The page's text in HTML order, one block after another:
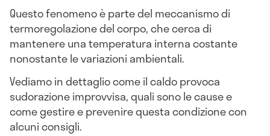
Questo fenomeno è parte del meccanismo di
termoregolazione del corpo, che cerca di
mantenere una temperatura interna costante
nonostante le variazioni ambientali.
Vediamo in dettaglio come il caldo provoca
sudorazione improvvisa, quali sono le cause e
come gestire e prevenire questa condizione con
alcuni consigli.